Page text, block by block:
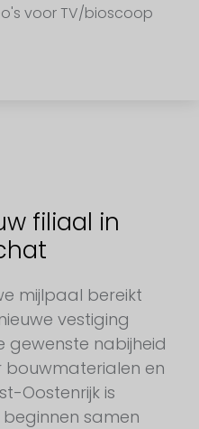
voor TV/bioscoop
filiaal in
mijlpaal bereikt
vestiging
gewenste nabijheid
bouwmaterialen en
Oostenrijk is
samen